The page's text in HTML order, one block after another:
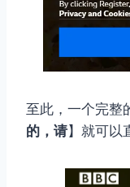
至此，一个完整
的，请】就可以